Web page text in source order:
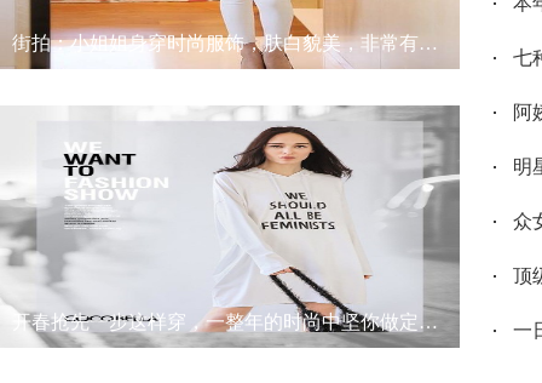
街拍：小姐姐身穿时尚服饰，肤白貌美，非常有女神范
开春抢先一步这样穿，一整年的时尚中坚你做定了！
七
阿
明
众
顶
一